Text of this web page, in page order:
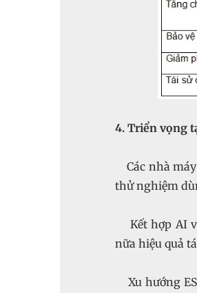
4. Triển vọng
Các nhà
thử nghiệm
Kết hợp AI
nữa hiệu quả
Xu hướng